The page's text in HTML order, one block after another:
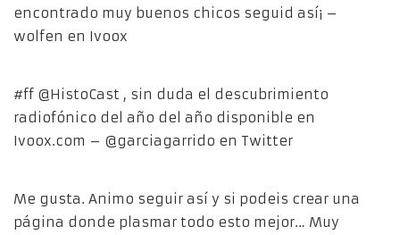
encontrado muy buenos chicos seguid así¡ –
wolfen en Ivoox
#ff @HistoCast , sin duda el descubrimiento
radiofónico del año del año disponible en
Ivoox.com – @garciagarrido en Twitter
Me gusta. Animo seguir así y si podeis crear una
página donde plasmar todo esto mejor… Muy